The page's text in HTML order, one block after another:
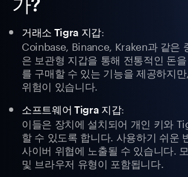
거래소 Tigra 지갑:
Coinbase, Binance, Kraken과 같은
은 보관형 지갑을 통해 전통적인 돈
를 구매할 수 있는 기능을 제공하지
위험이 있습니다.
소프트웨어 Tigra 지갑:
이들은 장치에 설치되어 개인 키와
할 수 있도록 합니다. 사용하기 쉬운
사이버 위협에 노출될 수 있습니다.
및 브라우저 유형이 포함됩니다.